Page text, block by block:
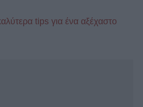
tips για ένα αξέχαστο